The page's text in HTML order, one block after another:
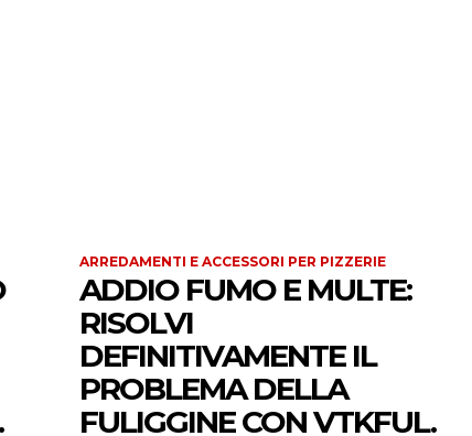
ARREDAMENTI E ACCESSORI PER PIZZERIE
ADDIO FUMO E MULTE:
RISOLVI
DEFINITIVAMENTE IL
PROBLEMA DELLA
FULIGGINE CON VTKFUL.